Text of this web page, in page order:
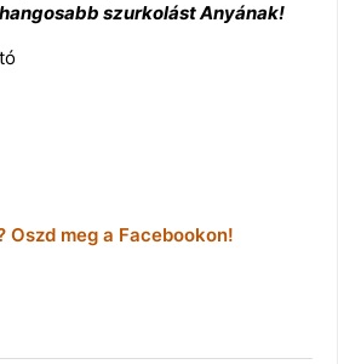
szurkolást Anyának!
Oszd meg a Facebookon!